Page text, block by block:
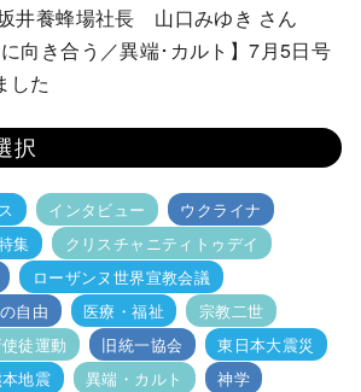
井養蜂場社長 山口みゆき さん
に向き合う／異端･カルト】7月5日号
した
択
インタビュー
ウクライナ
集
クリスチャニティトゥデイ
ローザンヌ世界宣教会議
自由 医療・福祉
宗教二世
徒運動 旧統一協会
東日本大震災
地震 異端・カルト
神学